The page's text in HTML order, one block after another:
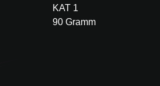
KAT 1
90 Gramm